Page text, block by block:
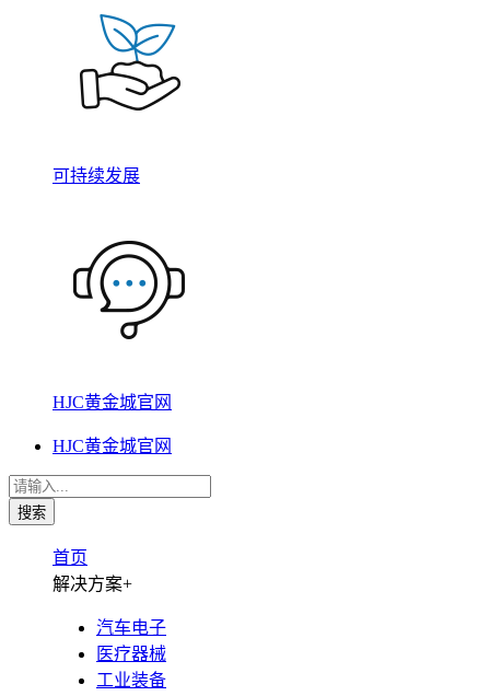
可持续发展
HJC黄金城官网
HJC黄金城官网
首页
解决方案+
汽车电子
医疗器械
工业装备